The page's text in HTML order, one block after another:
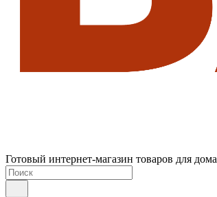
Готовый интернет-магазин товаров для дома